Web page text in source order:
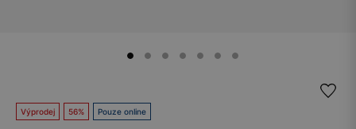
Výprodej 56% Pouze online